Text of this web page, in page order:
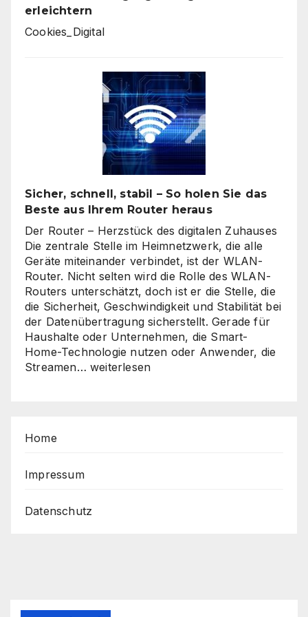
erleichtern
Cookies_Digital
Sicher, schnell, stabil – So holen Sie das
Beste aus Ihrem Router heraus
Der Router – Herzstück des digitalen Zuhauses
Die zentrale Stelle im Heimnetzwerk, die alle
Geräte miteinander verbindet, ist der WLAN-
Router. Nicht selten wird die Rolle des WLAN-
Routers unterschätzt, doch ist er die Stelle, die
die Sicherheit, Geschwindigkeit und Stabilität bei
der Datenübertragung sicherstellt. Gerade für
Haushalte oder Unternehmen, die Smart-
Home-Technologie nutzen oder Anwender, die
Streamen… Sicher,
Ihrem
weiterlesen
Home
Impressum
Datenschutz